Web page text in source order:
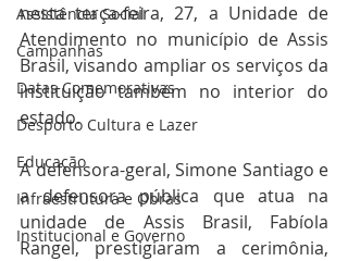
Assistência Social
Campanhas
Datas Comemorativas
Desporto Cultura e Lazer
Educação
Infraestrutura e Obras
Institucional e Governo
nesta terça-feira, 27, a Unidade de
Atendimento no município de Assis
Brasil, visando ampliar os serviços da
instituição também no interior do
estado.
A defensora-geral, Simone Santiago e
a defensora pública que atua na
unidade de Assis Brasil, Fabíola
Rangel, prestigiaram a cerimônia,